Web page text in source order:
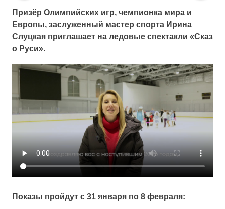
найти
Призёр Олимпийских игр, чемпионка мира и
Европы, заслуженный мастер спорта Ирина
Слуцкая приглашает на ледовые спектакли «Сказ
о Руси».
Показы пройдут с 31 января по 8 февраля: